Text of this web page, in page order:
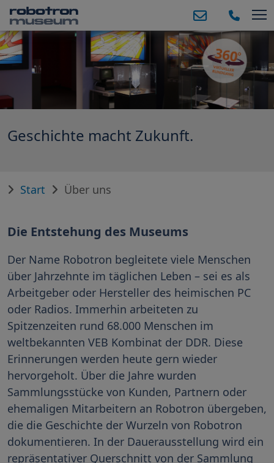
Geschichte macht Zukunft.
Start Über uns
Die Entstehung des Museums
Der Name Robotron begleitete viele Menschen
über Jahrzehnte im täglichen Leben – sei es als
Arbeitgeber oder Hersteller des heimischen PC
oder Radios. Immerhin arbeiteten zu
Spitzenzeiten rund 68.000 Menschen im
weltbekannten VEB Kombinat der DDR. Diese
Erinnerungen werden heute gern wieder
hervorgeholt. Über die Jahre wurden
Sammlungsstücke von Kunden, Partnern oder
ehemaligen Mitarbeitern an Robotron übergeben,
die die Geschichte der Wurzeln von Robotron
dokumentieren. In der Dauerausstellung wird ein
repräsentativer Querschnitt von der Sammlung